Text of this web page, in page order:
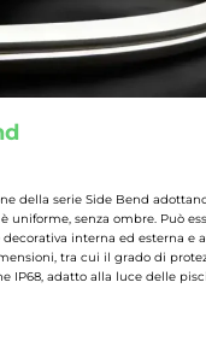
della serie Side Bend
uniforme, senza ombre. Può
interna ed esterna e
tra cui il grado di
IP68, adatto alla luce delle